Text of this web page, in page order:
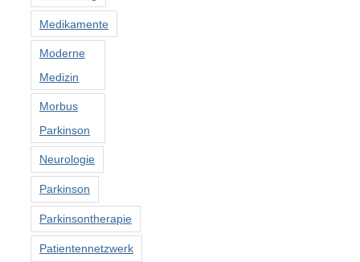
Medikamente
Moderne
Medizin
Morbus
Parkinson
Neurologie
Parkinson
Parkinsontherapie
Patientennetzwerk